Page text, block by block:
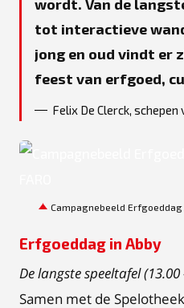
wordt. Van de
tot interactieve
jong en oud vindt er
feest van erfgoed,
Felix De Clerck, schepen
Campagnebeeld Erfgoeddag
Erfgoeddag in Abby
De langste speeltafel (13.00
Samen met de